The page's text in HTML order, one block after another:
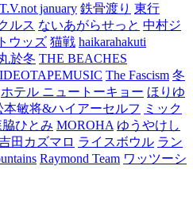
T.V.not january 鉄骨渡り 東行
ルス ないあがらせっと 中村ジ
ウッズ 猫戦 haikarahakuti
於冬 THE BEACHES
The Fascism 冬
ホテル ニュートーキョー ほりゆ
本敏将&ハイアーセルフ ミック
脇ひとみ MOROHA ゆうやけし
田カズマロ ライスボウル ラン
Raymond Team ワッツーシ